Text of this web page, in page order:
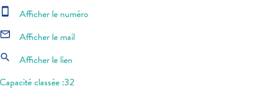
smartphone Afficher le numéro
mail_outline Afficher le mail
search
Afficher le lien
Capacité classée :32